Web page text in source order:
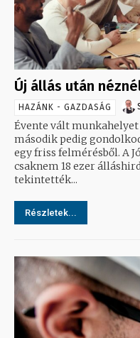
Új állás után
HAZÁNK - GAZDASÁG
Évente vált
második pedig
egy friss felmérésből. A Jófogás hirdetési portál 2021-ben
csaknem 18 ezer
tekintették...
Részletek...